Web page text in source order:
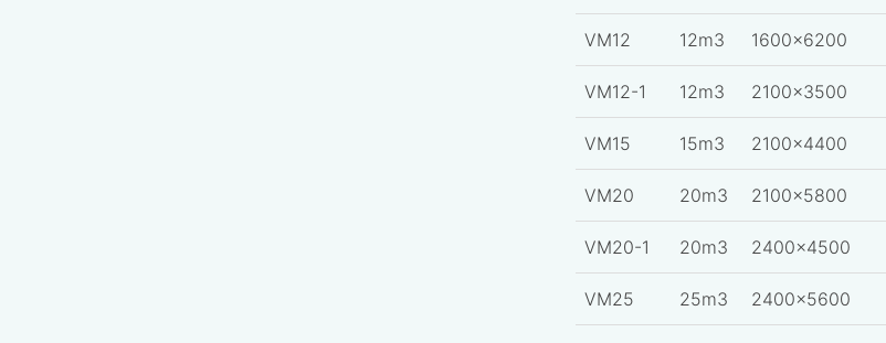
VM12 12m3 1600x6200
VM12-1 12m3 2100x3500
VM15 15m3 2100x4400
VM20 20m3 2100x5800
VM20-1 20m3 2400x4500
VM25 25m3 2400x5600